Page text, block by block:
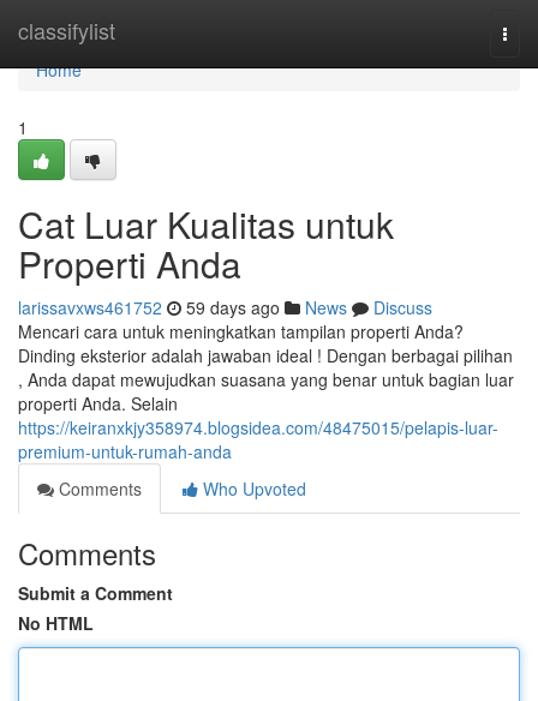
classifylist
Home
Home
1
Cat Luar Kualitas untuk
Properti Anda
larissavxws461752 59 days ago News
Discuss
Mencari cara untuk meningkatkan tampilan properti Anda?
Dinding eksterior adalah jawaban ideal ! Dengan berbagai pilihan
, Anda dapat mewujudkan suasana yang benar untuk bagian luar
properti Anda. Selain
https://keiranxkjy358974.blogsidea.com/48475015/pelapis-luar-
premium-untuk-rumah-anda
Comments
Who Upvoted
Comments
Submit a Comment
No HTML